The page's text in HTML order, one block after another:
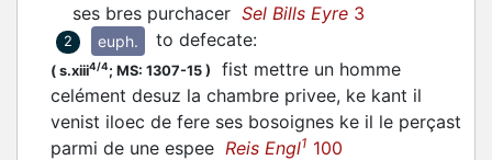
ses bres purchacer Sel Bills Eyre 3
2 euph. to defecate:
( s.xiii4/4; MS: 1307-15 )
fist mettre un homme
celément desuz la chambre privee, ke kant il
venist iloec de fere ses bosoignes ke il le perçast
parmi de une espee Reis Engl1 100